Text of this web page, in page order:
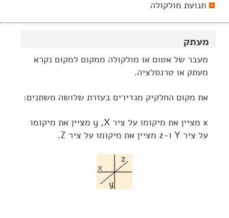
מעתק
מעבר של אטום או מולקולה ממקום למקום נקרא
מעתק או טרנסלציה.
את מקום החלקיק מגדירים בעזרת שלושה משתנים:
x מציין את מיקומו על ציר y ,X מציין את מיקומו
על ציר Y ו-z מציין את מיקומו על ציר Z.
תנועת מולקולה